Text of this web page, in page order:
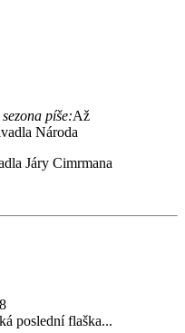
píše:Až
Národa
Járy Cimrmana
poslední flaška...